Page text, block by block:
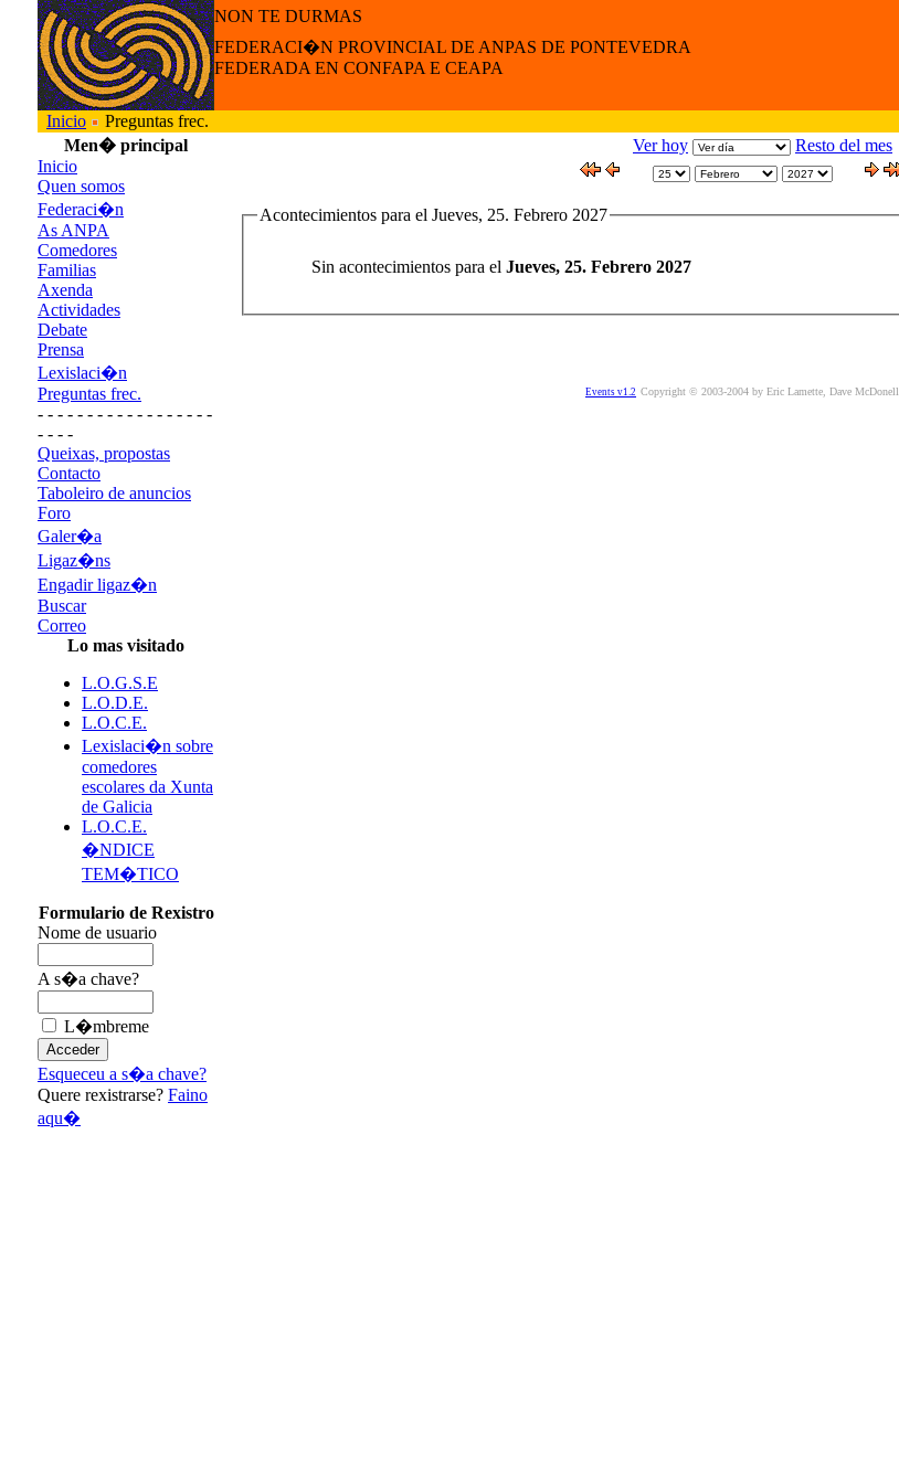
NON TE DURMAS
FEDERACI�N PROVINCIAL DE ANPAS DE PONTEVEDRA
FEDERADA EN CONFAPA E CEAPA
Inicio
Preguntas frec.
Men� principal
Inicio
Quen somos
Federaci�n
As ANPA
Comedores
Familias
Axenda
Actividades
Debate
Prensa
Lexislaci�n
Preguntas frec.
- - - - - - - - - - - - - - - - - -
- - - -
Queixas, propostas
Contacto
Taboleiro de anuncios
Foro
Galer�a
Ligaz�ns
Engadir ligaz�n
Buscar
Correo
Lo mas visitado
L.O.G.S.E
L.O.D.E.
L.O.C.E.
Lexislaci�n sobre
comedores
escolares da Xunta
de Galicia
L.O.C.E.
�NDICE
TEM�TICO
Formulario de Rexistro
Nome de usuario
A s�a chave?
L�mbreme
Esqueceu a s�a chave?
Quere rexistrarse? Faino
aqu�
Ver hoy Resto del mes
Acontecimientos para el Jueves, 25. Febrero 2027
Sin acontecimientos para el Jueves, 25. Febrero 2027
Events v1.2 Copyright © 2003-2004 by Eric Lamette, Dave McDonell